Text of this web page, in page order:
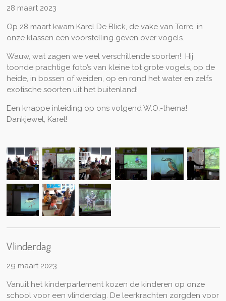
28 maart 2023
Op 28 maart kwam Karel De Blick, de vake van Torre, in
onze klassen een voorstelling geven over vogels.
Wauw, wat zagen we veel verschillende soorten! Hij
toonde prachtige foto’s van kleine tot grote vogels, op de
heide, in bossen of weiden, op en rond het water en zelfs
exotische soorten uit het buitenland!
Een knappe inleiding op ons volgend W.O.-thema!
Dankjewel, Karel!
Vlinderdag
29 maart 2023
Vanuit het kinderparlement kozen de kinderen op onze
school voor een vlinderdag. De leerkrachten zorgden voor